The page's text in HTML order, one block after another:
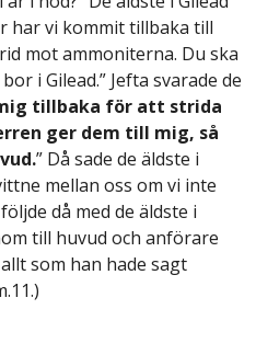
har vi kommit tillbaka till
mot ammoniterna. Du ska
i Gilead.” Jefta svarade de
tillbaka för att strida
ger dem till mig, så
” Då sade de äldste i
mellan oss om vi inte
då med de äldste i
till huvud och anförare
som han hade sagt